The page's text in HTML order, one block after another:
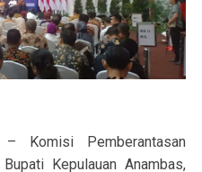
– Komisi Pemberantasan
Kepulauan Anambas,